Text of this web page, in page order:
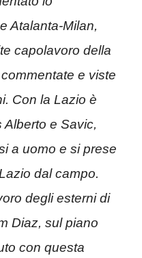
Atalanta-Milan,
capolavoro della
e viste
Con la Lazio è
e Savic,
a uomo e si prese
dal campo.
degli esterni di
Diaz, sul piano
con questa